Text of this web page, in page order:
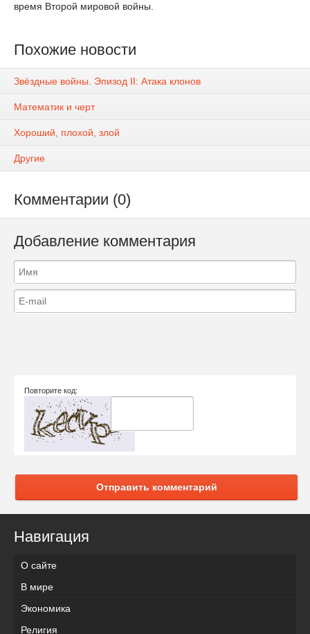
время Второй мировой войны.
Похожие новости
Звёздные войны. Эпизод II: Атака клонов
Математик и черт
Хороший, плохой, злой
Другие
Комментарии (0)
Добавление комментария
Повторите код:
Отправить комментарий
Навигация
О сайте
В мире
Экономика
Религия